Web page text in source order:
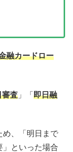
融カードロー
審査 」「 即日融
め、「明日まで
」といった場合